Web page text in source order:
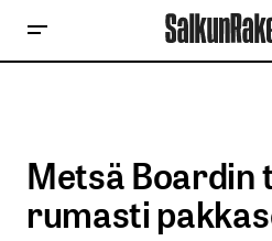
Metsä Boardin
rumasti